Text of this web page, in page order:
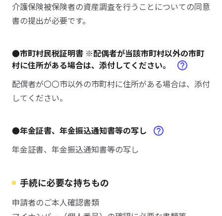
介護保険被保険者の資産調査を行うことについての同意
書の提出が必要です。
●市町村民税証明書 ※配偶者が当該市町村以外の市町
村に住所がある場合は、添付してください。
配偶者が〇〇市以外の市町村に住所がある場合は、添付
してください。
●年金証書、年金振込通知書等の写し
年金証書、年金振込通知書等の写し
手続に必要な持ちもの
申請者のご本人確認書類